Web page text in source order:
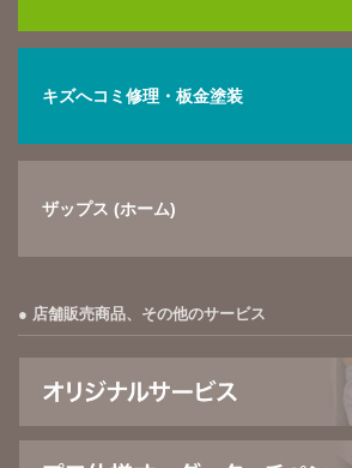
キズへコミ修理・板金塗装
ザップス (ホーム)
店舗販売商品、その他のサービス